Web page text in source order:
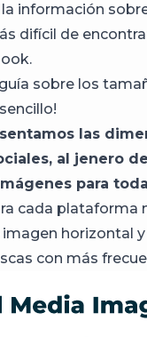
información
difícil de
sobre los
las
al jenero
para
cada plataforma
horizontal
con más